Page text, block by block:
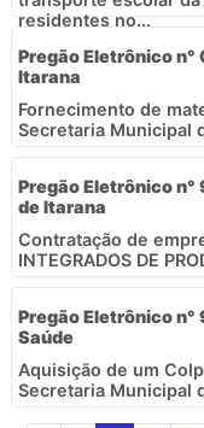
residentes no...
Pregão Eletrônico
Itarana
Fornecimento de
Secretaria Municipal
Pregão Eletrônico
de Itarana
Contratação de
INTEGRADOS DE
Pregão Eletrônico
Saúde
Aquisição de um
Secretaria Municipal